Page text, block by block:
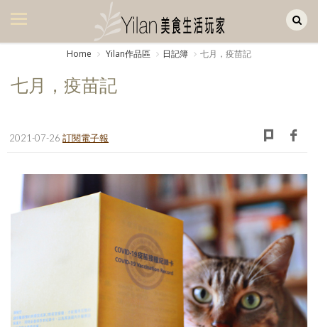
美食集
Home Yilan作品區 日記簿 七月，疫苗記
七月，疫苗記
2021-07-26 訂閱電子報